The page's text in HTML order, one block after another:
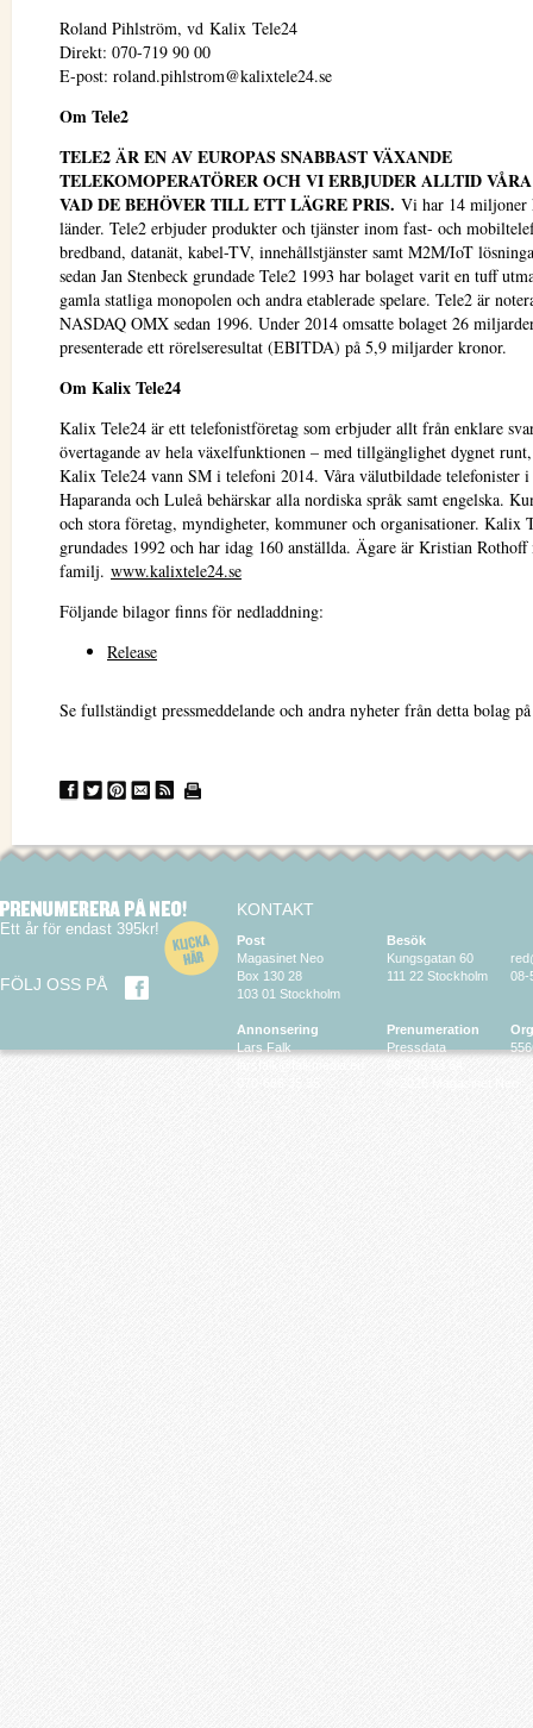
Roland Pihlström, vd Kalix Tele24
Direkt: 070-719 90 00
E-post: roland.pihlstrom@kalixtele24.se
Om Tele2
TELE2 ÄR EN AV EUROPAS SNABBAST VÄXANDE
TELEKOMOPERATÖRER OCH VI ERBJUDER ALLTID
VAD DE BEHÖVER TILL ETT LÄGRE PRIS. Vi har 14 miljoner
länder. Tele2 erbjuder produkter och tjänster inom fast- och
bredband, datanät, kabel-TV, innehållstjänster samt M2M/IoT
sedan Jan Stenbeck grundade Tele2 1993 har bolaget varit en tuff
gamla statliga monopolen och andra etablerade spelare. Tele2 är
NASDAQ OMX sedan 1996. Under 2014 omsatte bolaget 26
presenterade ett rörelseresultat (EBITDA) på 5,9 miljarder kronor.
Om Kalix Tele24
Kalix Tele24 är ett telefonistföretag som erbjuder allt från enklare
övertagande av hela växelfunktionen – med tillgänglighet dygnet
Kalix Tele24 vann SM i telefoni 2014. Våra välutbildade telefonister
Haparanda och Luleå behärskar alla nordiska språk samt engelska.
och stora företag, myndigheter, kommuner och organisationer. Kalix
grundades 1992 och har idag 160 anställda. Ägare är Kristian Rothoff
familj. www.kalixtele24.se
Följande bilagor finns för nedladdning:
Release
Se fullständigt pressmeddelande och andra nyheter från detta bolag
Ett år för endast 395kr!
FÖLJ OSS PÅ
KONTAKT
Post
Magasinet Neo
Box 130 28
103 01 Stockholm
Annonsering
Lars Falk
Besök
Kungsgatan 60
111 22 Stockholm
Prenumeration
Pressdata
08-